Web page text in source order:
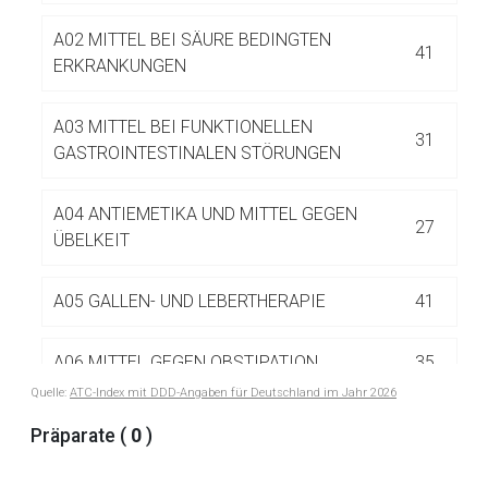
A02 MITTEL BEI SÄURE BEDINGTEN
ERKRANKUNGEN
41
A03 MITTEL BEI FUNKTIONELLEN
GASTROINTESTINALEN STÖRUNGEN
31
A04 ANTIEMETIKA UND MITTEL GEGEN
ÜBELKEIT
27
A05 GALLEN- UND LEBERTHERAPIE 41
A06 MITTEL GEGEN OBSTIPATION 35
A06A MITTEL GEGEN OBSTIPATION
Quelle: ATC-Index mit DDD-Angaben für Deutschland im Jahr 2026
Präparate ( 0 )
Datenschutzbestimmungen.